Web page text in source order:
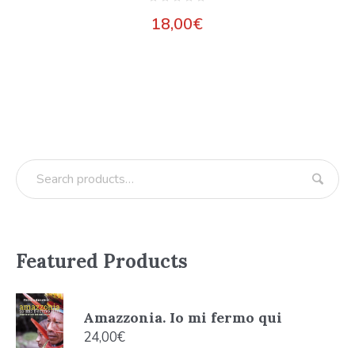
18,00€
Featured Products
Amazzonia. Io mi fermo qui
24,00€